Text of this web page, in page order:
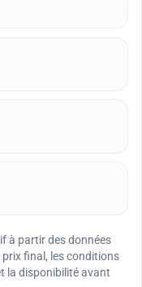
à partir des données
prix final, les conditions
la disponibilité avant